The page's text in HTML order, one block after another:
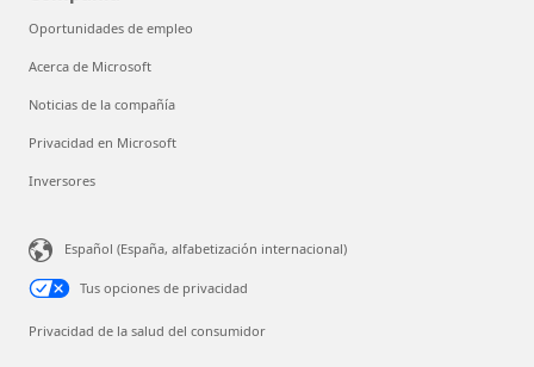
Oportunidades de empleo
Acerca de Microsoft
Noticias de la compañía
Privacidad en Microsoft
Inversores
Español (España, alfabetización internacional)
Tus opciones de privacidad
Privacidad de la salud del consumidor
El Asistente de Store está disponible
de forma ininterrumpida.